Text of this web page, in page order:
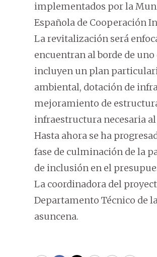
implementados por la
Española de Cooperación
La revitalización será
encuentran al borde de
incluyen un plan
ambiental, dotación de
mejoramiento de
infraestructura necesaria
Hasta ahora se ha
fase de culminación de la
de inclusión en el
La coordinadora del
Departamento Técnico de
asuncena.